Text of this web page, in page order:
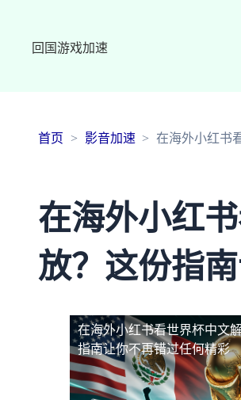
回国游戏加速
首页 影音加速 在海外小红书
在海外小红
放？这份指
在海外小红书看世界杯中文
指南让你不再错过任何精彩